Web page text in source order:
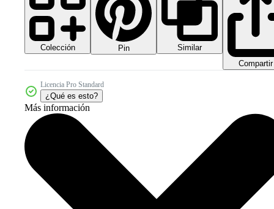
Colección Pin
Similar
Compartir
Licencia Pro Standard
¿Qué es esto?
Más información